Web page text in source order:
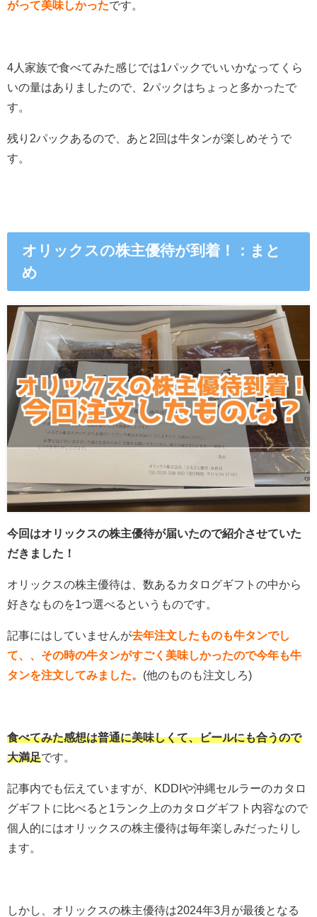
がって美味しかったです。
4人家族で食べてみた感じでは1パックでいいかなってくら
いの量はありましたので、2パックはちょっと多かったで
す。
残り2パックあるので、あと2回は牛タンが楽しめそうで
す。
オリックスの株主優待が到着！：まと
め
今回はオリックスの株主優待が届いたので紹介させていた
だきました！
オリックスの株主優待は、数あるカタログギフトの中から
好きなものを1つ選べるというものです。
記事にはしていませんが去年注文したものも牛タンでし
て、、その時の牛タンがすごく美味しかったので今年も牛
タンを注文してみました。 (他のものも注文しろ)
食べてみた感想は普通に美味しくて、ビールにも合うので
大満足です。
記事内でも伝えていますが、KDDIや沖縄セルラーのカタロ
グギフトに比べると1ランク上のカタログギフト内容なので
個人的にはオリックスの株主優待は毎年楽しみだったりし
ます。
しかし、オリックスの株主優待は2024年3月が最後となる